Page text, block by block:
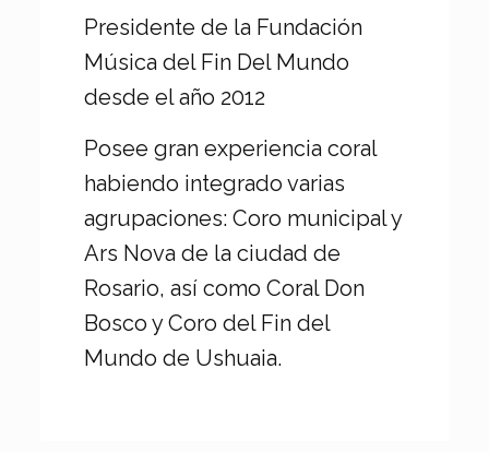
Presidente de la Fundación
Música del Fin Del Mundo
desde el año 2012
Posee gran experiencia coral
habiendo integrado varias
agrupaciones: Coro municipal y
Ars Nova de la ciudad de
Rosario, así como Coral Don
Bosco y Coro del Fin del
Mundo de Ushuaia.